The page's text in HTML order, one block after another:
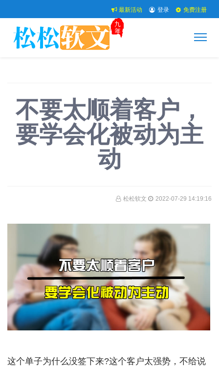
最新活动 登录 免费注册
不要太顺着客户，
要学会化被动为主
动
松松软文 2022-07-29 14:19:16
这个单子为什么没签下来?这个客户太强势，不给说